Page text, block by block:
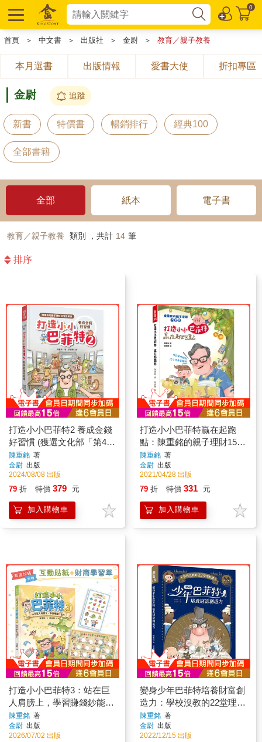
0
首頁 ＞ 中文書 ＞ 出版社 ＞ 金尉 ＞ 教育／親子教養
本月選書 出版情報 愛書大使 折扣專區
金尉 追蹤
新書 特價書 暢銷排行 經典100
全部書籍
全部 紙本 電子書
教育／親子教養 類別 ，共計 14 筆
排序
打造小小巴菲特2 養成金錢
好習慣 (獲選文化部「第47
次中小學生讀物選介」)
陳重銘 著
金尉 出版
2024/08/08 出版
79 折 特價 379 元
加入購物車
打造小小巴菲特贏在起跑
點：陳重銘的親子理財15堂
課
陳重銘 著
金尉 出版
2021/04/28 出版
79 折 特價 331 元
加入購物車
打造小小巴菲特3：站在巨
人肩膀上，學習賺錢鈔能力
【超值加碼：互動貼紙＋財
商學習單】
陳重銘 著
金尉 出版
2026/07/02 出版
變身少年巴菲特培養財富創
造力：學校沒教的22堂理財
課
陳重銘 著
金尉 出版
2022/12/15 出版